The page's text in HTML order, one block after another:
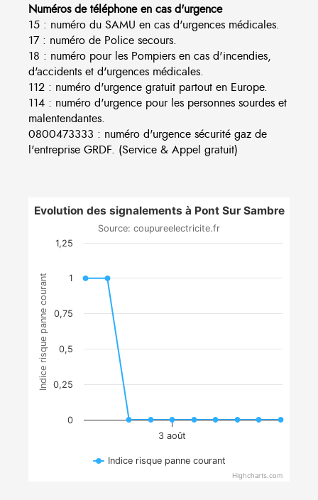
Numéros de téléphone en cas d'urgence
15 : numéro du SAMU en cas d'urgences médicales.
17 : numéro de Police secours.
18 : numéro pour les Pompiers en cas d'incendies,
d'accidents et d'urgences médicales.
112 : numéro d'urgence gratuit partout en Europe.
114 : numéro d'urgence pour les personnes sourdes et
malentendantes.
0800473333 : numéro d'urgence sécurité gaz de
l'entreprise GRDF. (Service & Appel gratuit)
Indice risque panne courant
Evolution des signalements à Pont Sur Sambre
Source: coupureelectricite.fr
3 août
0
0,25
0,5
0,75
1
1,25
Indice risque panne courant
Highcharts.com